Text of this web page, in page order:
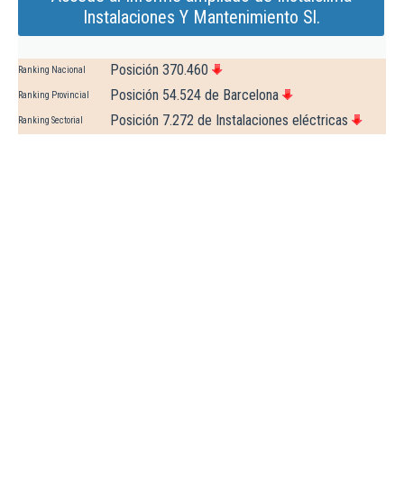
Instalaciones Y Mantenimiento Sl.
Ranking Nacional Posición 370.460
Ranking Provincial Posición 54.524 de Barcelona
Ranking Sectorial Posición 7.272 de Instalaciones eléctricas